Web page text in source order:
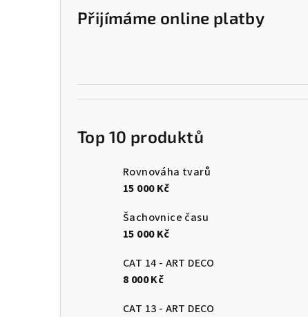
Přijímáme online platby
Top 10 produktů
Rovnováha tvarů
15 000 Kč
Šachovnice času
15 000 Kč
CAT 14 - ART DECO
8 000 Kč
CAT 13 - ART DECO